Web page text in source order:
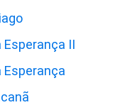
II
Esperança